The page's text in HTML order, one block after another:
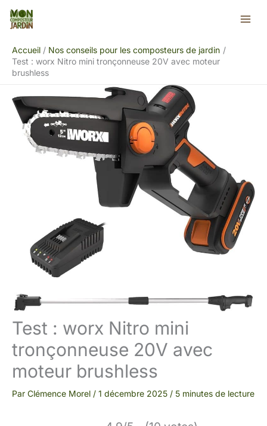
Aller
Accueil
Nos conseils pour les composteurs de jardin
Test : worx Nitro mini tronçonneuse 20V avec moteur
brushless
Test : worx Nitro mini
tronçonneuse 20V avec
moteur brushless
Par Clémence Morel / 1 décembre 2025 / 5 minutes de lecture
Rechercher